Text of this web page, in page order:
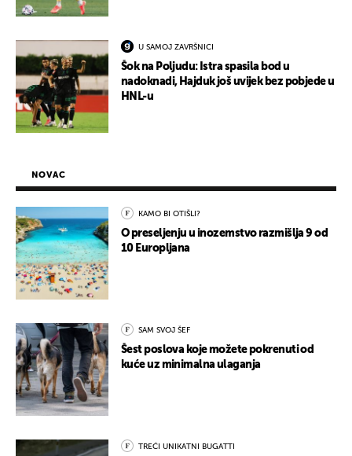
U SAMOJ ZAVRŠNICI
Šok na Poljudu: Istra spasila bod u
nadoknadi, Hajduk još uvijek bez pobjede u
HNL-u
NOVAC
KAMO BI OTIŠLI?
O preseljenju u inozemstvo razmišlja 9 od
10 Europljana
SAM SVOJ ŠEF
Šest poslova koje možete pokrenuti od
kuće uz minimalna ulaganja
TREĆI UNIKATNI BUGATTI